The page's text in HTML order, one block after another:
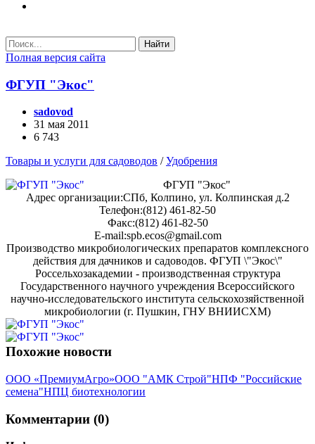
Найти
Полная версия сайта
ФГУП "Экос"
sadovod
31 мая 2011
6 743
Товары и услуги для садоводов /Удобрения
ФГУП "Экос"
Адрес организации:СПб, Колпино, ул. Колпинская д.2
Телефон:(812) 461-82-50
Факс:(812) 461-82-50
E-mail:spb.ecos@gmail.com
Производство микробиологических препаратов комплексного
действия для дачников и садоводов. ФГУП \"Экос\"
Россельхозакадемии - производственная структура
Государственного научного учреждения Всероссийского
научно-исследовательского института сельскохозяйственной
микробиологии (г. Пушкин, ГНУ ВНИИСХМ)
Похожие новости
ООО «ПремиумАгро»ООО "АМК Строй"НПФ "Российские
семена"НПЦ биотехнологии
Комментарии (0)